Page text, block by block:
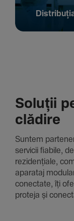
Soluții
clădire
Suntem
servicii fiabile,
rezi­den­țiale,
aparataj
conec­tate, îți
proteja și